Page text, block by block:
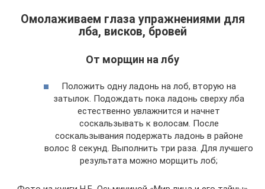
Омолаживаем глаза упражнениями для
лба, висков, бровей
От морщин на лбу
Положить одну ладонь на лоб, вторую на
затылок. Подождать пока ладонь сверху лба
естественно увлажнится и начнет
соскальзывать к волосам. После
соскальзывания подержать ладонь в районе
волос 8 секунд. Выполнить три раза. Для лучшего
результата можно морщить лоб;